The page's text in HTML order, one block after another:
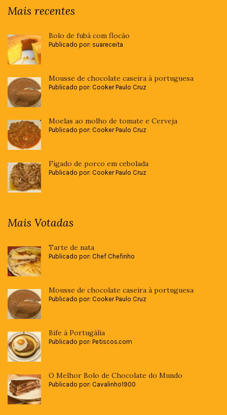
Mais recentes
Bolo de fubá com flocão
Publicado por: suareceita
Mousse de chocolate caseira à portuguesa
Publicado por: Cooker Paulo Cruz
Moelas ao molho de tomate e Cerveja
Publicado por: Cooker Paulo Cruz
Fígado de porco em cebolada
Publicado por: Cooker Paulo Cruz
Mais Votadas
Tarte de nata
Publicado por: Chef Chefinho
Mousse de chocolate caseira à portuguesa
Publicado por: Cooker Paulo Cruz
Bife à Portugália
Publicado por: Petiscos.com
O Melhor Bolo de Chocolate do Mundo
Publicado por: Cavalinho1900